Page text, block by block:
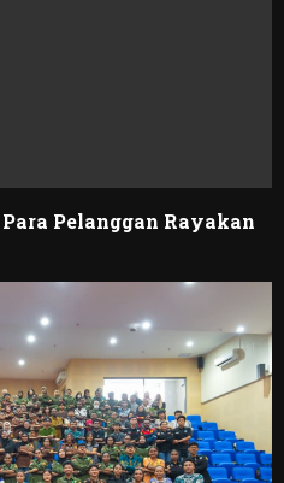
Pelanggan Rayakan